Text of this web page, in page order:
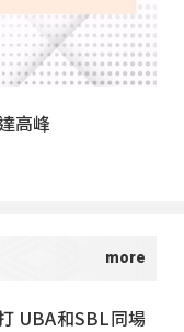
高峰
UBA和SBL同場